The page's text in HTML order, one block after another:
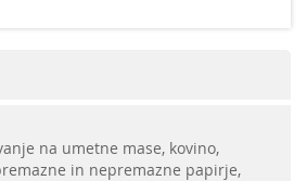
na umetne mase, kovino,
in nepremazne papirje,